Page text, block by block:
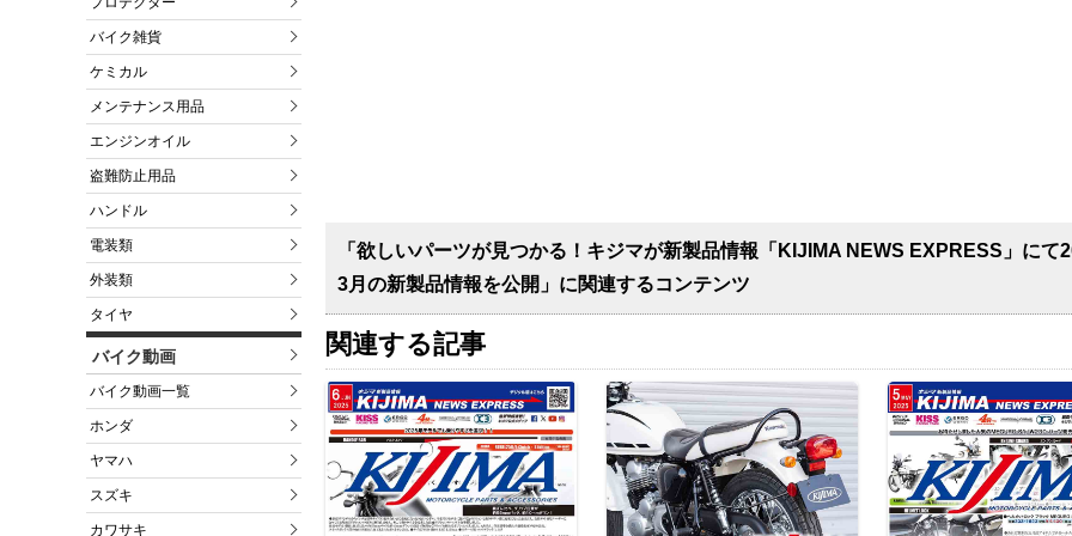
バイク雑貨
ケミカル
メンテナンス用品
エンジンオイル
盗難防止用品
ハンドル
電装類
外装類
タイヤ
バイク動画
バイク動画一覧
ホンダ
ヤマハ
スズキ
カワサキ
「欲しいパーツが見つかる！キジマが新製品情報「KIJIMA NEWS EXPRESS」にて
3月の新製品情報を公開」に関連するコンテンツ
関連する記事